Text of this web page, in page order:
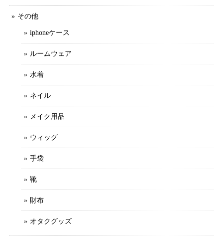
その他
iphoneケース
ルームウェア
水着
ネイル
メイク用品
ウィッグ
手袋
靴
財布
オタクグッズ